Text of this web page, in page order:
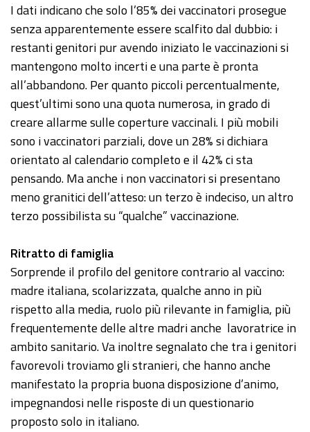
I dati indicano che solo l’85% dei vaccinatori prosegue
senza apparentemente essere scalfito dal dubbio: i
restanti genitori pur avendo iniziato le vaccinazioni si
mantengono molto incerti e una parte è pronta
all’abbandono. Per quanto piccoli percentualmente,
quest’ultimi sono una quota numerosa, in grado di
creare allarme sulle coperture vaccinali. I più mobili
sono i vaccinatori parziali, dove un 28% si dichiara
orientato al calendario completo e il 42% ci sta
pensando. Ma anche i non vaccinatori si presentano
meno granitici dell’atteso: un terzo è indeciso, un altro
terzo possibilista su “qualche” vaccinazione.
Ritratto di famiglia
Sorprende il profilo del genitore contrario al vaccino:
madre italiana, scolarizzata, qualche anno in più
rispetto alla media, ruolo più rilevante in famiglia, più
frequentemente delle altre madri anche lavoratrice in
ambito sanitario. Va inoltre segnalato che tra i genitori
favorevoli troviamo gli stranieri, che hanno anche
manifestato la propria buona disposizione d’animo,
impegnandosi nelle risposte di un questionario
proposto solo in italiano.